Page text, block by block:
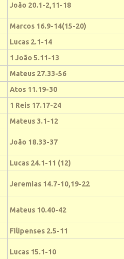
João 20.1-2,11-18
Marcos 16.9-14(15-20)
Lucas 2.1-14
1 João 5.11-13
Mateus 27.33-56
Atos 11.19-30
1 Reis 17.17-24
Mateus 3.1-12
João 18.33-37
Lucas 24.1-11 (12)
Jeremias 14.7-10,19-22
Mateus 10.40-42
Filipenses 2.5-11
Lucas 15.1-10